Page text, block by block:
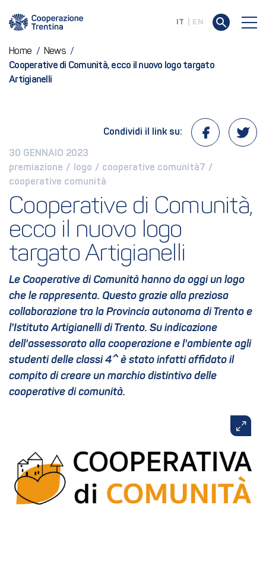
IT EN
Home / News /
Cooperative di Comunità, ecco il nuovo logo targato
Artigianelli
30 GENNAIO 2023
premiazione / logo / cooperative comunità7 /
cooperative comunità
Condividi il link su:
Cooperative di Comunità,
ecco il nuovo logo
targato Artigianelli
Le Cooperative di Comunità hanno da oggi un logo
che le rappresenta. Questo grazie alla preziosa
collaborazione tra la Provincia autonoma di Trento e
l'Istituto Artigianelli di Trento. Su indicazione
dell'assessorato alla cooperazione e l'ambiente agli
studenti delle classi 4^ è stato infatti affidato il
compito di creare un marchio distintivo delle
cooperative di comunità.